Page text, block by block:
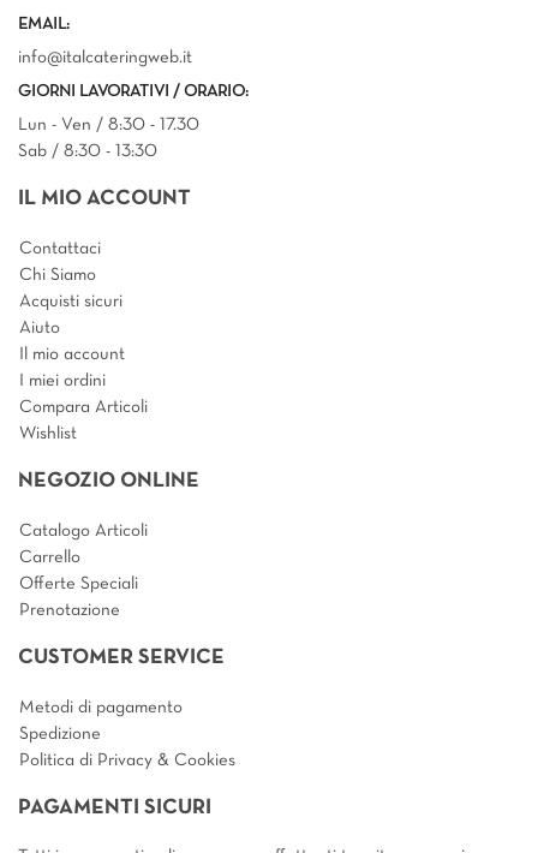
EMAIL:
info@italcateringweb.it
GIORNI LAVORATIVI / ORARIO:
Lun - Ven / 8:30 - 17.30
Sab / 8:30 - 13:30
IL MIO ACCOUNT
Contattaci
Chi Siamo
Acquisti sicuri
Aiuto
Il mio account
I miei ordini
Compara Articoli
Wishlist
NEGOZIO ONLINE
Catalogo Articoli
Carrello
Offerte Speciali
Prenotazione
CUSTOMER SERVICE
Metodi di pagamento
Spedizione
Politica di Privacy & Cookies
PAGAMENTI SICURI